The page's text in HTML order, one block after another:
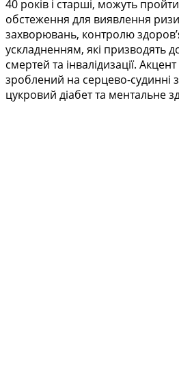
40 років і старші, можуть
обстеження для виявлення
захворювань, контролю
ускладненням, які призводять
смертей та інвалідизації.
зроблений на серцево-судинні
цукровий діабет та ментальне